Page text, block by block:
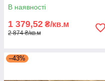
В наявності
1 379,52 ₴/кв.м
2 874 ₴/кв.м
–43%